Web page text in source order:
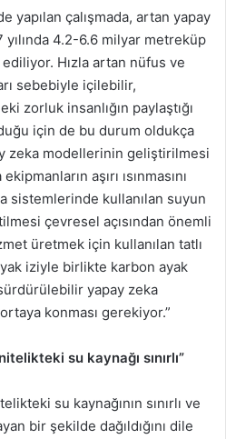
yapılan çalışmada, artan yapay
yılında 4.2-6.6 milyar metreküp
Hızla artan nüfus ve
sebebiyle içilebilir,
zorluk insanlığın paylaştığı
için de bu durum oldukça
zeka modellerinin geliştirilmesi
aşırı ısınmasını
sistemlerinde kullanılan suyun
çevresel açısından önemli
üretmek için kullanılan tatlı
iziyle birlikte karbon ayak
yapay zeka
konması gerekiyor.”
su kaynağı sınırlı”
su kaynağının sınırlı ve
bir şekilde dağıldığını dile